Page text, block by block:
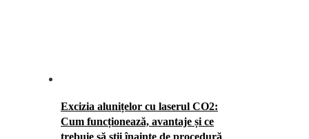
Excizia alunițelor cu laserul CO2:
Cum funcționează, avantaje și ce
trebuie să știi înainte de procedură